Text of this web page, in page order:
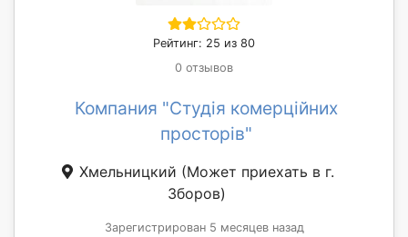
Рейтинг: 25 из 80
0 отзывов
Компания "Студія комерційних
просторів"
Хмельницкий (Может приехать в г.
Зборов)
Зарегистрирован 5 месяцев назад